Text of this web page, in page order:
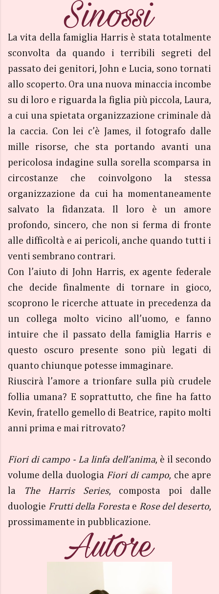
La vita della famiglia Harris è stata totalmente
sconvolta da quando i terribili segreti del
passato dei genitori, John e Lucia, sono tornati
allo scoperto. Ora una nuova minaccia incombe
su di loro e riguarda la figlia più piccola, Laura,
a cui una spietata organizzazione criminale dà
la caccia. Con lei c’è James, il fotografo dalle
mille risorse, che sta portando avanti una
pericolosa indagine sulla sorella scomparsa in
circostanze che coinvolgono la stessa
organizzazione da cui ha momentaneamente
salvato la fidanzata. Il loro è un amore
profondo, sincero, che non si ferma di fronte
alle difficoltà e ai pericoli, anche quando tutti i
venti sembrano contrari.
Con l’aiuto di John Harris, ex agente federale
che decide finalmente di tornare in gioco,
scoprono le ricerche attuate in precedenza da
un collega molto vicino all’uomo, e fanno
intuire che il passato della famiglia Harris e
questo oscuro presente sono più legati di
quanto chiunque potesse immaginare.
Riuscirà l’amore a trionfare sulla più crudele
follia umana? E soprattutto, che fine ha fatto
Kevin, fratello gemello di Beatrice, rapito molti
anni prima e mai ritrovato?
Fiori di campo - La linfa dell’anima, è il secondo
volume della duologia Fiori di campo, che apre
la
The Harris Series, composta poi dalle
duologie Frutti della Foresta e Rose del deserto,
prossimamente in pubblicazione.